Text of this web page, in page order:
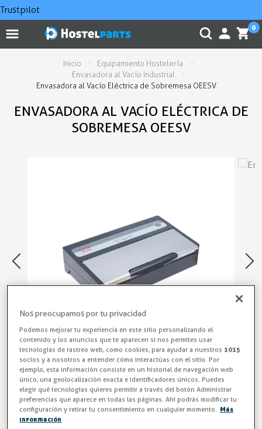
Trustpilot
0
Inicio
Equipamiento Hostelería
Envasadora al Vacío Industrial
Envasadora al Vacío Eléctrica de Sobremesa OEESV
ENVASADORA AL VACÍO ELÉCTRICA DE
SOBREMESA OEESV
Envasadora Eléctrica de Vacío
Envasadora al Vacío Eléctrica OEESV de sobremesa con
Nos preocupamos por tu privacidad
Podemos mejorar tu experiencia en este sitio personalizando el
contenido y los anuncios que te aparecen si nos permites usar
tecnologías de rastreo web, como cookies, para ayudar a nuestros 1015
socios y a nosotros a entender cómo interactúas con el sitio. Por
ejemplo, esta información consiste en un historial de navegación web
único, una geolocalización exacta e identificadores únicos. Puedes
elegir qué tecnologías quieres permitir a través del botón Administrar
preferencias que aparece en todas las páginas. Ahí podrás modificar tu
configuración y retirar tu consentimiento en cualquier momento.
Más
información